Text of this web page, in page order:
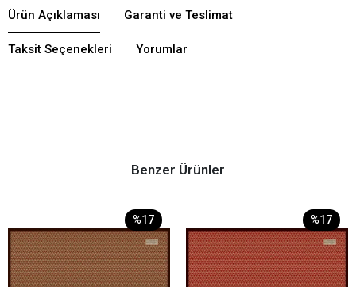
Ürün Açıklaması Garanti ve Teslimat
Taksit Seçenekleri Yorumlar
Benzer Ürünler
%17 %17